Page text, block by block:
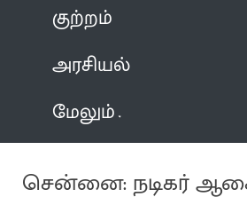
குற்றம்
அரசியல்
மேலும்
சென்னை: நடிகர்